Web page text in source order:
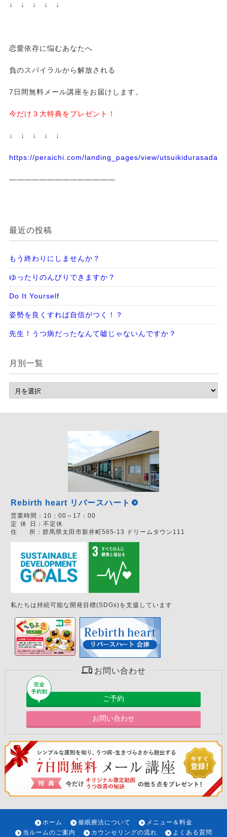
↓ ↓ ↓ ↓ ↓
恋愛依存に悩むあなたへ
負のスパイラルから解放される
7日間無料メール講座をお届けします。
今だけ３大特典をプレゼント！
↓ ↓ ↓ ↓ ↓
https://peraichi.com/landing_pages/view/
——————————————
最近の投稿
もう終わりにしませんか？
ゆったりのんびりできますか？
Do It Yourself
姿勢を良くすれば自信がつく！？
先生！うつ病だったなんて嘘じゃないんですか？
月別一覧
Rebirth heart リバースハート
営業時間： 10：00～17：00
定 休 日： 不定休
住
所： 群馬県太田市新井町565-13 ドリームタウン111
私たちは持続可能な開発目標(SDGs)を支援しています
お問い合わせ
ご予約
お問い合わせ
ホーム 催眠療法について
メニュー＆料金
当ルームのご案内
カウンセリングの流れ よくある質問